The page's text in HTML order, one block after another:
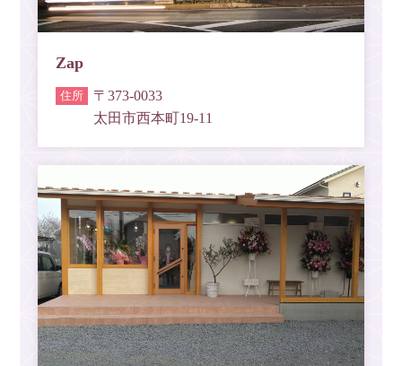
Zap
〒373-0033
太田市西本町19-11